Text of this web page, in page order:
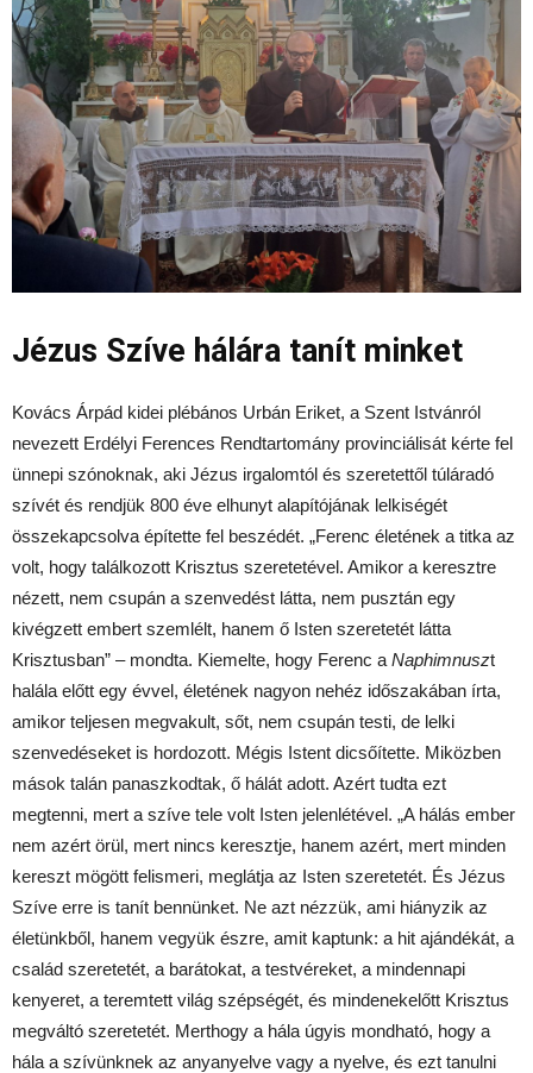
Jézus Szíve hálára tanít minket
Kovács Árpád kidei plébános Urbán Eriket, a Szent Istvánról
nevezett Erdélyi Ferences Rendtartomány provinciálisát kérte fel
ünnepi szónoknak, aki Jézus irgalomtól és szeretettől túláradó
szívét és rendjük 800 éve elhunyt alapítójának lelkiségét
összekapcsolva építette fel beszédét. „Ferenc életének a titka az
volt, hogy találkozott Krisztus szeretetével. Amikor a keresztre
nézett, nem csupán a szenvedést látta, nem pusztán egy
kivégzett embert szemlélt, hanem ő Isten szeretetét látta
Krisztusban” – mondta. Kiemelte, hogy Ferenc a Naphimnuszt
halála előtt egy évvel, életének nagyon nehéz időszakában írta,
amikor teljesen megvakult, sőt, nem csupán testi, de lelki
szenvedéseket is hordozott. Mégis Istent dicsőítette. Miközben
mások talán panaszkodtak, ő hálát adott. Azért tudta ezt
megtenni, mert a szíve tele volt Isten jelenlétével. „A hálás ember
nem azért örül, mert nincs keresztje, hanem azért, mert minden
kereszt mögött felismeri, meglátja az Isten szeretetét. És Jézus
Szíve erre is tanít bennünket. Ne azt nézzük, ami hiányzik az
életünkből, hanem vegyük észre, amit kaptunk: a hit ajándékát, a
család szeretetét, a barátokat, a testvéreket, a mindennapi
kenyeret, a teremtett világ szépségét, és mindenekelőtt Krisztus
megváltó szeretetét. Merthogy a hála úgyis mondható, hogy a
hála a szívünknek az anyanyelve vagy a nyelve, és ezt tanulni